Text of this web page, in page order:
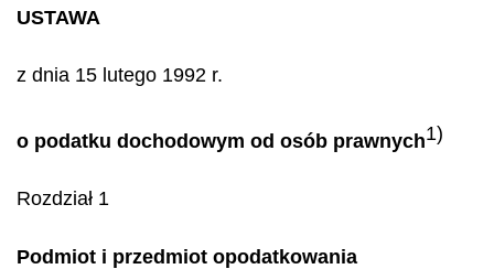
USTAWA
z dnia 15 lutego 1992 r.
o podatku dochodowym od osób prawnych1)
Rozdział 1
Podmiot i przedmiot opodatkowania